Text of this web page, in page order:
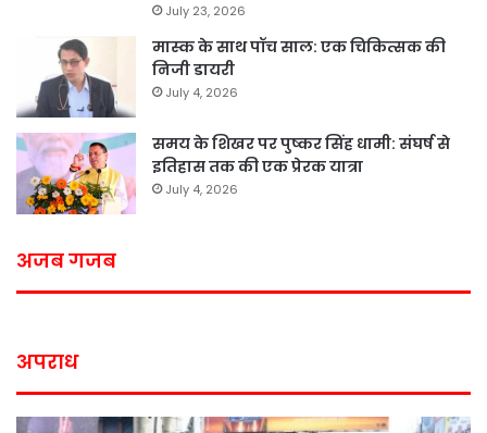
July 23, 2026
मास्क के साथ पॉच साल: एक चिकित्सक की
निजी डायरी
July 4, 2026
समय के शिखर पर पुष्कर सिंह धामी: संघर्ष से
इतिहास तक की एक प्रेरक यात्रा
July 4, 2026
अजब गजब
अपराध